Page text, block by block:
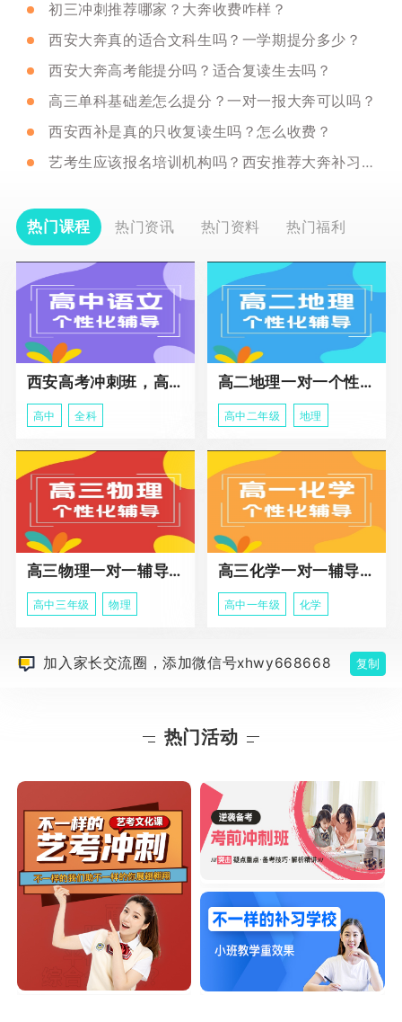
初三冲刺推荐哪家？大奔收费咋样？
西安大奔真的适合文科生吗？一学期提分多少？
西安大奔高考能提分吗？适合复读生去吗？
高三单科基础差怎么提分？一对一报大奔可以吗？
西安西补是真的只收复读生吗？怎么收费？
艺考生应该报名培训机构吗？西安推荐大奔补习学校吗？
热门课程 热门资讯 热门资料 热门福利
西安高考冲刺班，高三全科辅导
高中 全科
高二地理一对一个性化冲刺辅导课程
高中二年级 地理
高三物理一对一辅导课程
高中三年级 物理
高三化学一对一辅导课程
高中一年级 化学
加入家长交流圈，添加微信号xhwy668668 复制
热门活动